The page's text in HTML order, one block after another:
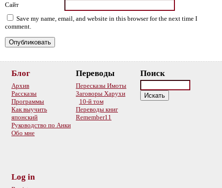
Сайт
Save my name, email, and website in this browser for the next time I
comment.
Блог
Архив
Рассказы
Программы
Как выучить
японский
Руководство по Анки
Обо мне
Переводы
Пересказы Имоты
Заговоры Харухи
10-й том
Переводы книг
Remember11
Поиск
Log in